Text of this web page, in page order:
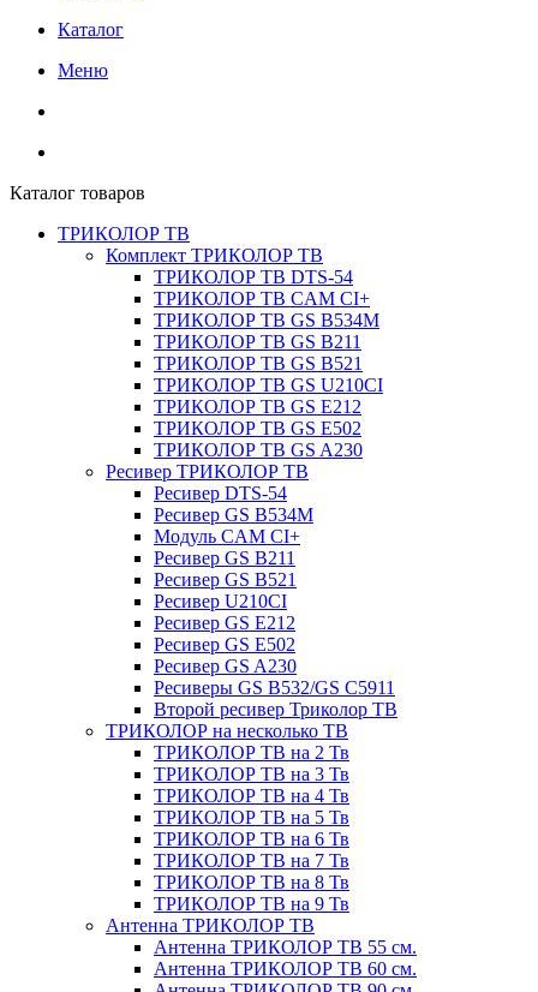
Каталог
Меню
Каталог товаров
ТРИКОЛОР ТВ
Комплект ТРИКОЛОР ТВ
ТРИКОЛОР ТВ DTS-54
ТРИКОЛОР ТВ CAM CI+
ТРИКОЛОР ТВ GS B534M
ТРИКОЛОР ТВ GS B211
ТРИКОЛОР ТВ GS B521
ТРИКОЛОР ТВ GS U210CI
ТРИКОЛОР ТВ GS E212
ТРИКОЛОР ТВ GS E502
ТРИКОЛОР ТВ GS A230
Ресивер ТРИКОЛОР ТВ
Ресивер DTS-54
Ресивер GS B534M
Модуль CAM CI+
Ресивер GS B211
Ресивер GS B521
Ресивер U210CI
Ресивер GS E212
Ресивер GS E502
Ресивер GS A230
Ресиверы GS B532/GS C5911
Второй ресивер Триколор ТВ
ТРИКОЛОР на несколько ТВ
ТРИКОЛОР ТВ на 2 Тв
ТРИКОЛОР ТВ на 3 Тв
ТРИКОЛОР ТВ на 4 Тв
ТРИКОЛОР ТВ на 5 Тв
ТРИКОЛОР ТВ на 6 Тв
ТРИКОЛОР ТВ на 7 Тв
ТРИКОЛОР ТВ на 8 Тв
ТРИКОЛОР ТВ на 9 Тв
Антенна ТРИКОЛОР ТВ
Антенна ТРИКОЛОР ТВ 55 см.
Антенна ТРИКОЛОР ТВ 60 см.